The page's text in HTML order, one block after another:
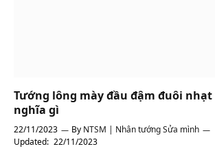
Tướng lông mày đầu đậm đuôi
nghĩa gì
22/11/2023 By NTSM | Nhân tướng Sửa mình
Updated: 22/11/2023